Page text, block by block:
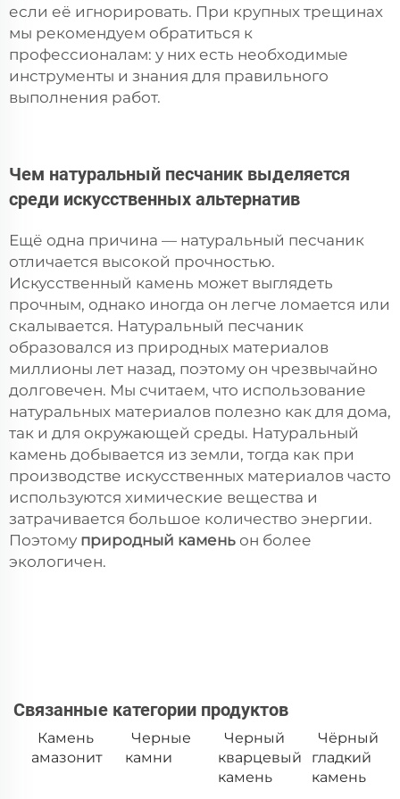
если её игнорировать. При крупных трещинах
мы рекомендуем обратиться к
профессионалам: у них есть необходимые
инструменты и знания для правильного
выполнения работ.
Чем натуральный песчаник выделяется
среди искусственных альтернатив
Ещё одна причина — натуральный песчаник
отличается высокой прочностью.
Искусственный камень может выглядеть
прочным, однако иногда он легче ломается или
скалывается. Натуральный песчаник
образовался из природных материалов
миллионы лет назад, поэтому он чрезвычайно
долговечен. Мы считаем, что использование
натуральных материалов полезно как для дома,
так и для окружающей среды. Натуральный
камень добывается из земли, тогда как при
производстве искусственных материалов часто
используются химические вещества и
затрачивается большое количество энергии.
Поэтому природный камень он более
экологичен.
Связанные категории продуктов
Камень
амазонит
Черные
камни
Черный
кварцевый
камень
Чёрный
гладкий
камень